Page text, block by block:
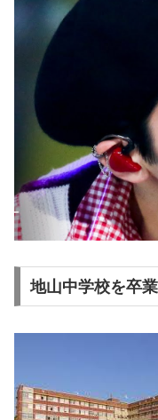
地山中学校を卒業